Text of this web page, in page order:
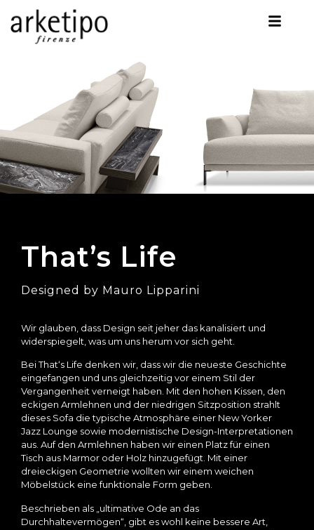
That’s Life
Designed by Mauro Lipparini
Wir glauben, dass Design seit jeher das kanalisiert und
widerspiegelt, was um uns herum vor sich geht.
Bei That‘s Life denken wir, dass wir die neueste Geschichte
eingefangen und uns gleichzeitig vor einem Stil der
Vergangenheit verneigt haben. Mit den hohen Kissen, den
eckigen Armlehnen und der niedrigen Sitzposition strahlt
dieses Sofa die typische Atmosphäre einer New Yorker
Jazz Lounge sowie modernistische Design-Interpretationen
aus. Auf den Armlehnen haben wir einen Platz für einen
Tisch aus Marmor oder Holz hinzugefügt. Mit einer
dreieckigen Geometrie wollten wir einem weichen
Möbelstück eine funktionale Form geben.
Beschrieben als „ultimative Ode an das
Durchhaltevermögen“, gibt es wohl keine bessere Art,